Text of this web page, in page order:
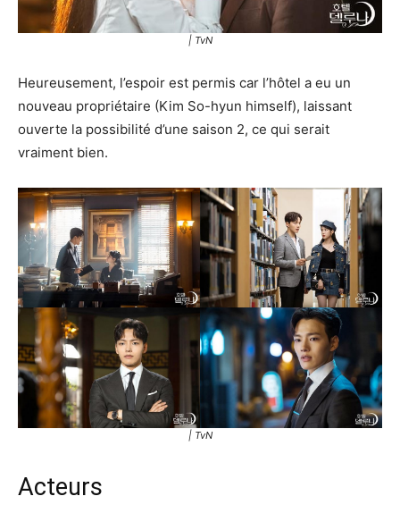
| TvN
Heureusement, l’espoir est permis car l’hôtel a eu un
nouveau propriétaire (Kim So-hyun himself), laissant
ouverte la possibilité d’une saison 2, ce qui serait
vraiment bien.
| TvN
Acteurs